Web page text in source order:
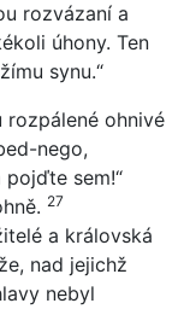
rozvázaní a
úhony. Ten
synu.“
ohnivé
nego,
sem!“
27
a královská
nad jejichž
nebyl